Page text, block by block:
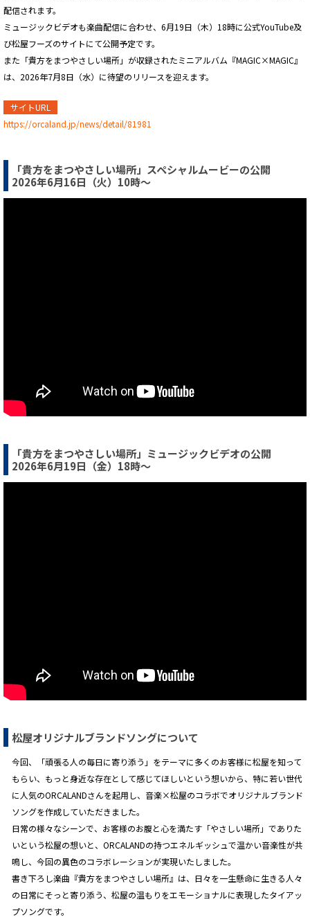
配信されます。
ミュージックビデオも楽曲配信に合わせ、6月19日（木）18時に公式YouTube及
び松屋フーズのサイトにて公開予定です。
また「貴方をまつやさしい場所」が収録されたミニアルバム『MAGIC×MAGIC』
は、2026年7月8日（水）に待望のリリースを迎えます。
サイトURL
https://orcaland.jp/news/detail/81981
「貴方をまつやさしい場所」スペシャルムービーの公開
2026年6月16日（火）10時～
「貴方をまつやさしい場所」ミュージックビデオの公開
2026年6月19日（金）18時～
松屋オリジナルブランドソングについて
今回、「頑張る人の毎日に寄り添う」をテーマに多くのお客様に松屋を知って
もらい、もっと身近な存在として感じてほしいという想いから、特に若い世代
に人気のORCALANDさんを起用し、音楽×松屋のコラボでオリジナルブランド
ソングを作成していただきました。
日常の様々なシーンで、お客様のお腹と心を満たす「やさしい場所」でありた
いという松屋の想いと、ORCALANDの持つエネルギッシュで温かい音楽性が共
鳴し、今回の異色のコラボレーションが実現いたしました。
書き下ろし楽曲『貴方をまつやさしい場所』は、日々を一生懸命に生きる人々
の日常にそっと寄り添う、松屋の温もりをエモーショナルに表現したタイアッ
プソングです。